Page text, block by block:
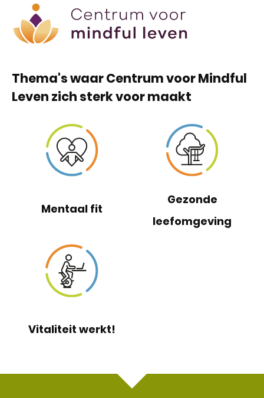
Thema's waar Centrum voor Mindful
Leven zich sterk voor maakt
Mentaal fit
Gezonde
leefomgeving
Vitaliteit werkt!